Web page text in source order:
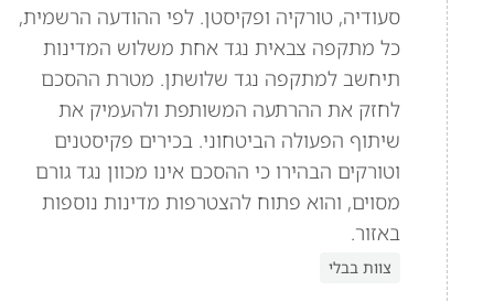
סעודיה, טורקיה ופקיסטן. לפי ההודעה הרשמית,
כל מתקפה צבאית נגד אחת משלוש המדינות
תיחשב למתקפה נגד שלושתן. מטרת ההסכם
לחזק את ההרתעה המשותפת ולהעמיק את
שיתוף הפעולה הביטחוני. בכירים פקיסטנים
וטורקים הבהירו כי ההסכם אינו מכוון נגד גורם
מסוים, והוא פתוח להצטרפות מדינות נוספות
באזור.
צוות בבלי